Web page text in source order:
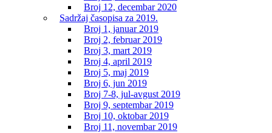
Broj 12, decembar 2020
Sadržaj časopisa za 2019.
Broj 1, januar 2019
Broj 2, februar 2019
Broj 3, mart 2019
Broj 4, april 2019
Broj 5, maj 2019
Broj 6, jun 2019
Broj 7-8, jul-avgust 2019
Broj 9, septembar 2019
Broj 10, oktobar 2019
Broj 11, novembar 2019